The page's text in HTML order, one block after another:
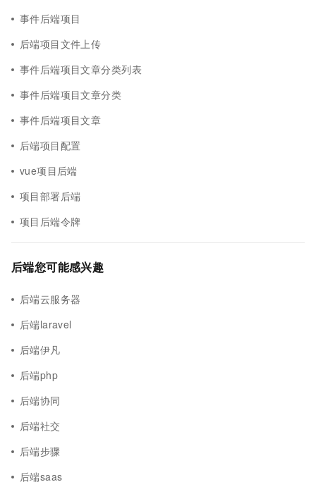
事件后端项目
后端项目文件上传
事件后端项目文章分类列表
事件后端项目文章分类
事件后端项目文章
后端项目配置
vue项目后端
项目部署后端
项目后端令牌
后端您可能感兴趣
后端云服务器
后端laravel
后端伊凡
后端php
后端协同
后端社交
后端步骤
后端saas